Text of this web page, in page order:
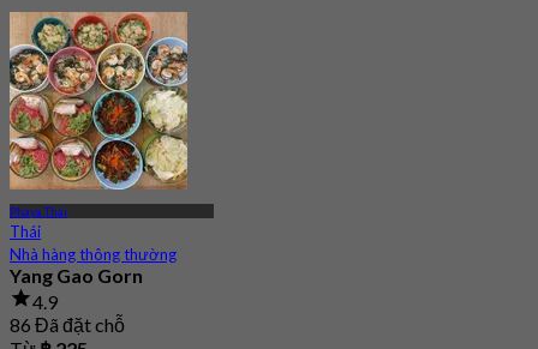
Phaya Thai
Thái
Nhà hàng thông thường
Yang Gao Gorn
4.9
86 Đã đặt chỗ